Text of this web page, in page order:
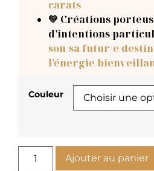
carats
💛 Créations
d’intentions
son/sa futur/e
l’énergie
Couleur
Ajouter au panier